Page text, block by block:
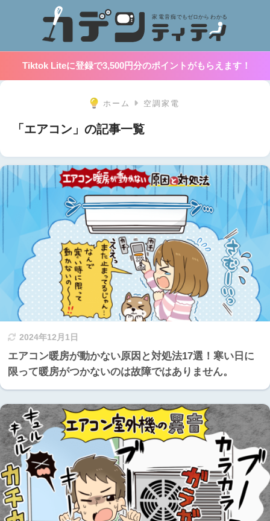
Tiktok Liteに登録で3,500円分のポイントがもらえます！
ホーム 空調家電
「エアコン」の記事一覧
2024年12月1日
エアコン暖房が動かない原因と対処法17選！寒い日に
限って暖房がつかないのは故障ではありません。